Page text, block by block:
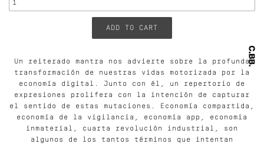
Un reiterado mantra nos advierte sobre la profunda
transformación de nuestras vidas motorizada por la
economía digital. Junto con él, un repertorio de
expresiones prolifera con la intención de capturar
el sentido de estas mutaciones. Economía compartida,
economía de la vigilancia, economía app, economía
inmaterial, cuarta revolución industrial, son
algunos de los tantos términos que intentan